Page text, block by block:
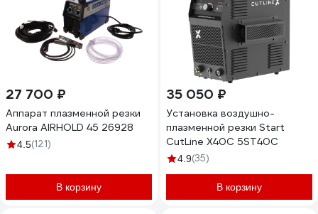
27 700 ₽
Аппарат плазменной резки
Aurora AIRHOLD 45 26928
4.5(121)
В корзину
35 050 ₽
Установка воздушно-
плазменной резки Start
CutLine X40C 5ST40С
4.9(35)
В корзину